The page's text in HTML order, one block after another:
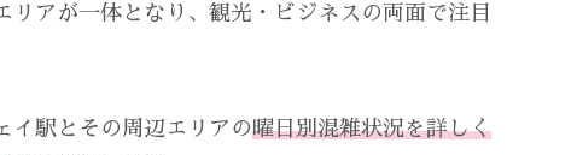
アが一体となり、観光・ビジネスの両面で注目
イ駅とその周辺エリアの曜日別混雑状況を詳しく